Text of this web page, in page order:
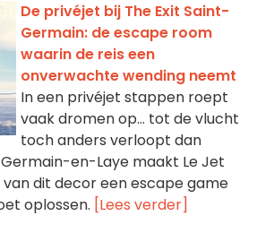
De privéjet bij The Exit Saint-
Germain: de escape room
waarin de reis een
onverwachte wending neemt
In een privéjet stappen roept
vaak dromen op... tot de vlucht
toch anders verloopt dan
en-Laye maakt Le Jet
van dit decor een escape game
oplossen. [Lees verder]